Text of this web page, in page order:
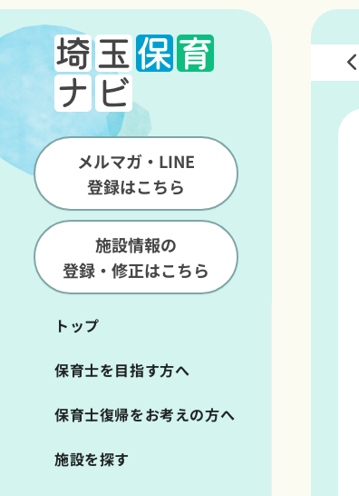
メルマガ・LINE
登録はこちら
施設情報の
登録・修正はこちら
トップ
保育士を目指す方へ
保育士復帰をお考えの方へ
施設を探す